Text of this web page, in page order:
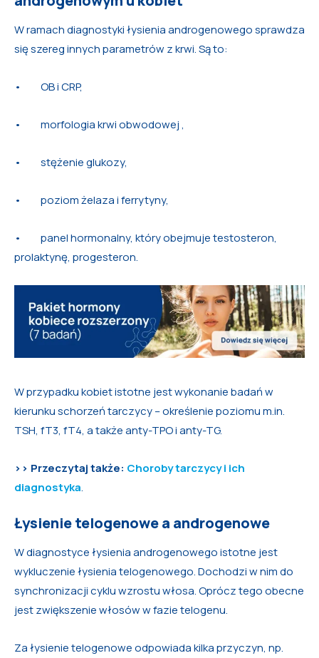
W ramach diagnostyki łysienia androgenowego sprawdza
się szereg innych parametrów z krwi. Są to:
• OB i CRP,
• morfologia krwi obwodowej ,
• stężenie glukozy,
• poziom żelaza i ferrytyny,
• panel hormonalny, który obejmuje testosteron,
prolaktynę, progesteron.
W przypadku kobiet istotne jest wykonanie badań w
kierunku schorzeń tarczycy – określenie poziomu m.in.
TSH, fT3, fT4, a także anty-TPO i anty-TG.
>> Przeczytaj także: Choroby tarczycy i ich
diagnostyka.
Łysienie telogenowe a androgenowe
W diagnostyce łysienia androgenowego istotne jest
wykluczenie łysienia telogenowego. Dochodzi w nim do
synchronizacji cyklu wzrostu włosa. Oprócz tego obecne
jest zwiększenie włosów w fazie telogenu.
Za łysienie telogenowe odpowiada kilka przyczyn, np.